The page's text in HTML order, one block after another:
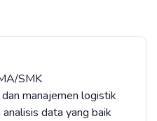
SMK
manajemen logistik
data yang baik